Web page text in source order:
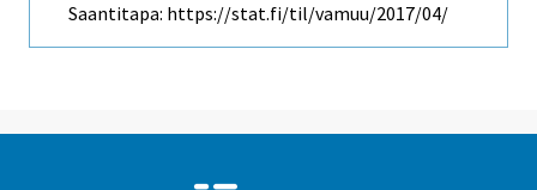
Saantitapa: https://stat.fi/til/vamuu/2017/04/